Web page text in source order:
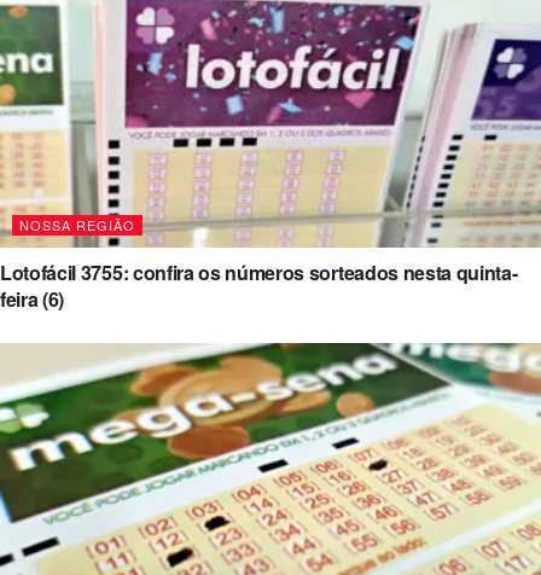
NOSSA REGIÃO
Lotofácil 3755: confira os números sorteados nesta quinta-
feira (6)